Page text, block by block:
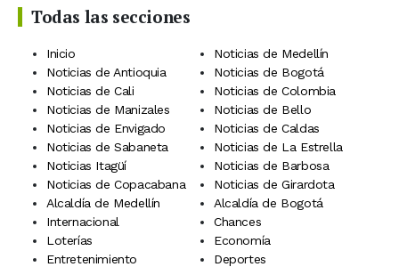
Todas las secciones
Inicio
Noticias de Medellín
Noticias de Antioquia
Noticias de Bogotá
Noticias de Cali
Noticias de Colombia
Noticias de Manizales
Noticias de Bello
Noticias de Envigado
Noticias de Caldas
Noticias de Sabaneta
Noticias de La Estrella
Noticias Itagüí
Noticias de Barbosa
Noticias de Copacabana
Noticias de Girardota
Alcaldía de Medellín
Alcaldía de Bogotá
Internacional
Chances
Loterías
Economía
Entretenimiento
Deportes